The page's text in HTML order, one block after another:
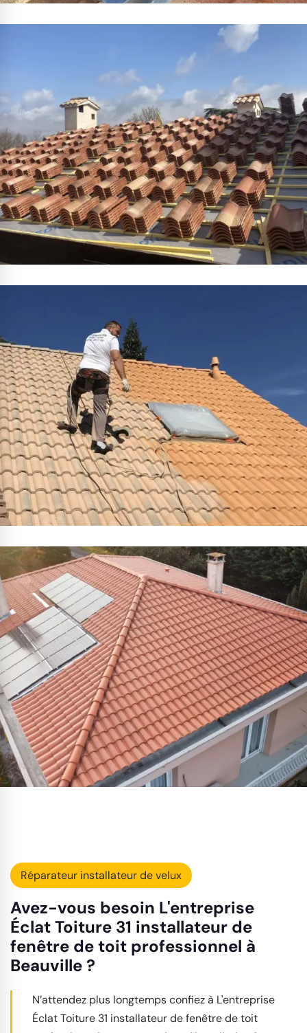
Réparateur installateur de velux
Avez-vous besoin L'entreprise
Éclat Toiture 31 installateur de
fenêtre de toit professionnel à
Beauville ?
N’attendez plus longtemps confiez à L'entreprise
Éclat Toiture 31 installateur de fenêtre de toit